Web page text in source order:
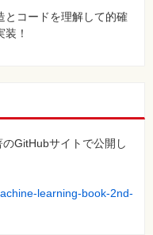
クを一から実装
ーニングをTensorFlow
ネットワークの効率的な
とコードを理解して的確
装！
GitHubサイトで公開し
learning-book-2nd-